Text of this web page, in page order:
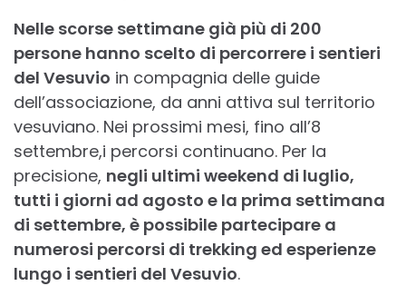
Nelle scorse settimane già più di 200
persone hanno scelto di percorrere i sentieri
del Vesuvio in compagnia delle guide
dell’associazione, da anni attiva sul territorio
vesuviano. Nei prossimi mesi, fino all’8
settembre,i percorsi continuano. Per la
precisione, negli ultimi weekend di luglio,
tutti i giorni ad agosto e la prima settimana
di settembre, è possibile partecipare a
numerosi percorsi di trekking ed esperienze
lungo i sentieri del Vesuvio.